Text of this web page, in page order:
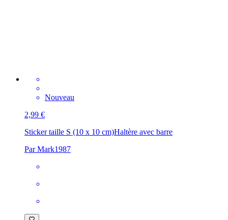
Nouveau
2,99 €
Sticker taille S (10 x 10 cm)Haltère avec barre
Par Mark1987